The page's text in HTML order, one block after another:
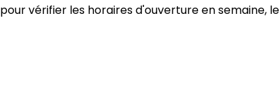
pour vérifier les horaires d'ouverture en semaine, le